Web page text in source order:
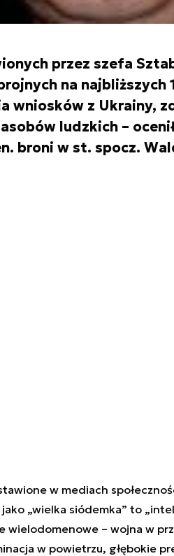
przez szefa
na najbliższych
wniosków z Ukrainy,
ludzkich –
broni w st. spocz.
w mediach
jako „wielka siódemka” to
wielodomenowe – wojna w
w powietrzu, głębokie